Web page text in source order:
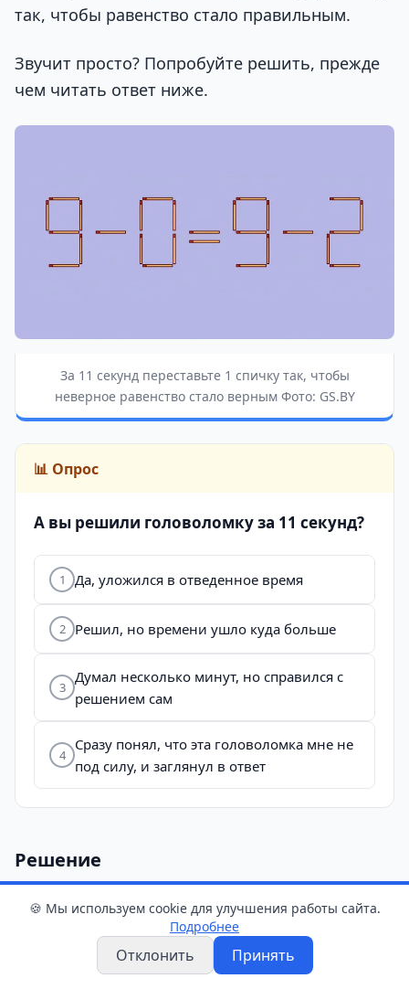
так, чтобы равенство стало правильным.
Звучит просто? Попробуйте решить, прежде
чем читать ответ ниже.
За 11 секунд переставьте 1 спичку так, чтобы
неверное равенство стало верным Фото: GS.BY
📊 Опрос
А вы решили головоломку за 11 секунд?
1 Да, уложился в отведенное время
2 Решил, но времени ушло куда больше
3
Думал несколько минут, но справился с
решением сам
4
Сразу понял, что эта головоломка мне не
под силу, и заглянул в ответ
Решение
Всё гениальное — просто.
Берём одну спичку у второй девятки (та, что
🍪 Мы используем cookie для улучшения работы сайта.
Подробнее
Отклонить Принять